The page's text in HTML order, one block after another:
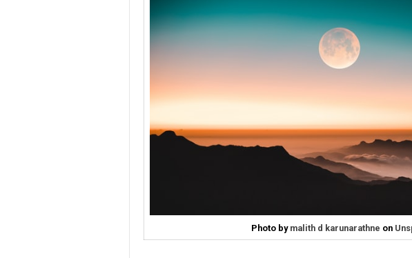
Photo by malith d karunarathne on